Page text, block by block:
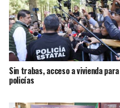
Sin trabas, acceso a vivienda para
policías